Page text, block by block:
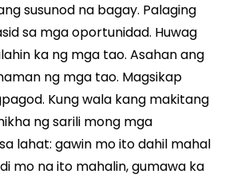
susunod na bagay. Palaging
sa mga oportunidad. Huwag
ka ng mga tao. Asahan ang
ng mga tao. Magsikap
Kung wala kang makitang
ng sarili mong mga
lahat: gawin mo ito dahil mahal
mo na ito mahalin, gumawa ka